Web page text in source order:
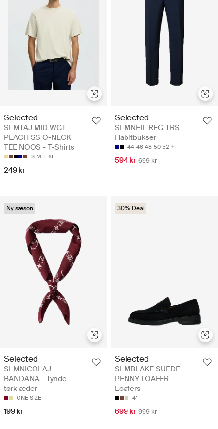
Selected
SLMTAJ MID WGT
PEACH SS O-NECK
TEE NOOS - T-Shirts
S M L XL
249 kr
Selected
SLMNEIL REG TRS -
Habitbukser
44 46 48 50 52
594 kr 699 kr
Ny sæson
Selected
SLMNICOLAJ
BANDANA - Tynde
tørklæder
ONE SIZE
199 kr
30% Deal
Selected
SLMBLAKE SUEDE
PENNY LOAFER -
Loafers
41
699 kr 999 kr